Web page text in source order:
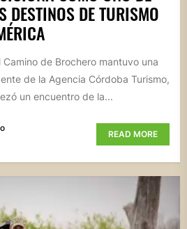
DESTINOS DE TURISMO
de Brochero mantuvo una
de la Agencia Córdoba Turismo,
un encuentro de la...
READ MORE